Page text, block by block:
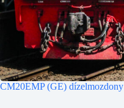
CM20EMP (GE) dízelmozdony